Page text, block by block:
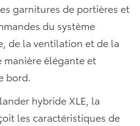
garnitures de portières et
du système
de la ventilation et de la
manière élégante et
bord.
hybride XLE, la
les caractéristiques de